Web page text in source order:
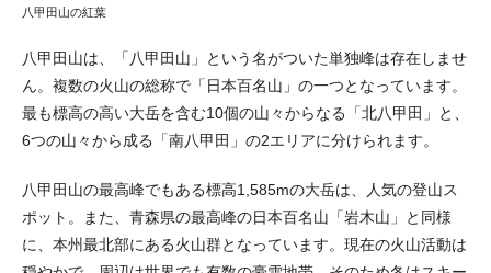
八甲田山の紅葉
八甲田山は、「八甲田山」という名がついた単独峰は存在しませ
ん。複数の火山の総称で「日本百名山」の一つとなっています。
最も標高の高い大岳を含む10個の山々からなる「北八甲田」と、
6つの山々から成る「南八甲田」の2エリアに分けられます。
八甲田山の最高峰でもある標高1,585mの大岳は、人気の登山ス
ポット。また、青森県の最高峰の日本百名山「岩木山」と同様
に、本州最北部にある火山群となっています。現在の火山活動は